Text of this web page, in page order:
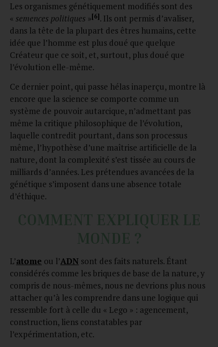
Les organismes génétiquement modifiés sont des
« semences politiques »[6]. Ils ont permis d’avaliser,
dans la tête de la plupart des êtres humains, cette
idée que l’homme est plus doué que quelque
Créateur que ce soit, et, surtout, plus doué que
l’évolution elle-même.
Ce dernier point, qui passe hélas inaperçu, montre là
encore que la science se comporte comme un
système de pouvoir autarcique, n’admettant pas
même la critique philosophique de l’évolution,
laquelle contredit pourtant, dans son processus
même, l’hypothèse d’une maîtrise artificielle de la
nature, dont la complexité s’est tissée au cours de
milliards d’années. Les prétendues avancées de la
génétique s’imposent dans une absence totale
d’éthique.
COMMENT EXPLIQUER LE
MONDE ?
L’atome ou l’ADN sont des faits naturels. Étant
considérés comme les briques de base de la nature, y
compris de nous-mêmes, nous ne devrions plus nous
attacher qu’à les comprendre dans une logique qui
ressemble fort à celle du « Lego » : agencement,
construction, liens constatables par
l’expérimentation, etc.